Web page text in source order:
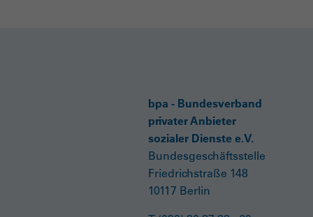
bpa - Bundesverband
privater Anbieter
sozialer Dienste e.V.
Bundesgeschäftsstelle
Friedrichstraße 148
10117 Berlin